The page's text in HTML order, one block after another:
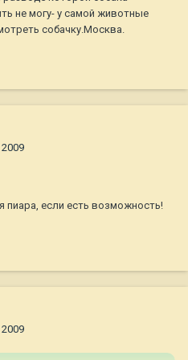
не могу- у самой животные
собачку.Москва.
если есть возможность!